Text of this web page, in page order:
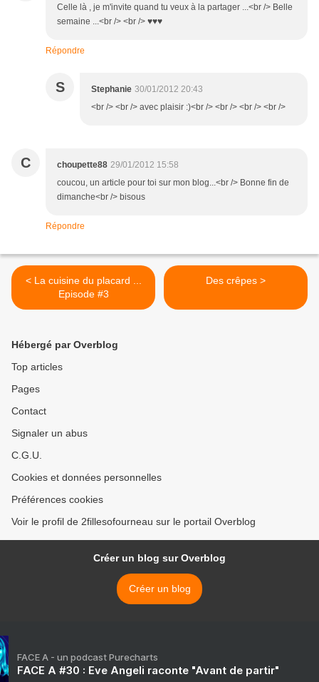
Celle là , je m'invite quand tu veux à la partager ...<br /> Belle
semaine ...<br /> <br /> ♥♥♥
Répondre
S Stephanie 30/01/2012 20:43
<br /> <br /> avec plaisir :)<br /> <br /> <br /> <br />
C choupette88 29/01/2012 15:58
coucou, un article pour toi sur mon blog...<br /> Bonne fin de
dimanche<br /> bisous
Répondre
< La cuisine du placard ...
Episode #3
Des crêpes >
Hébergé par Overblog
Top articles
Pages
Contact
Signaler un abus
C.G.U.
Cookies et données personnelles
Préférences cookies
Voir le profil de 2fillesofourneau sur le portail Overblog
Créer un blog sur Overblog
Créer un blog
FACE A - un podcast Purecharts
FACE A #30 : Eve Angeli raconte "Avant de partir"